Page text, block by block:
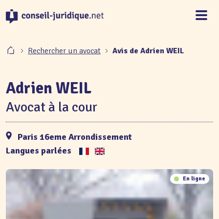
Rechercher un avocat Avis de Adrien WEIL
En ligne
Adrien WEIL
Avocat à la cour
Paris 16eme Arrondissement
Langues parlées